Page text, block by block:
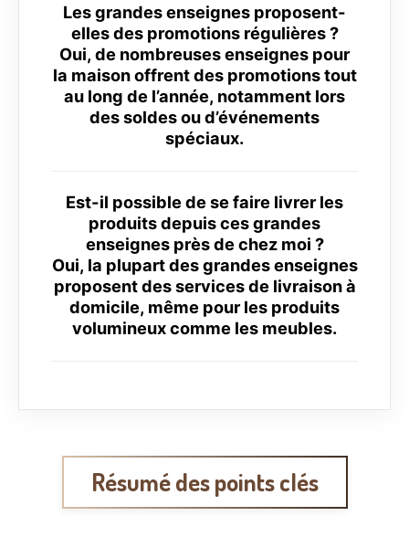
Les grandes enseignes proposent-
elles des promotions régulières ?
Oui, de nombreuses enseignes pour
la maison offrent des promotions tout
au long de l’année, notamment lors
des soldes ou d’événements
spéciaux.
Est-il possible de se faire livrer les
produits depuis ces grandes
enseignes près de chez moi ?
Oui, la plupart des grandes enseignes
proposent des services de livraison à
domicile, même pour les produits
volumineux comme les meubles.
Résumé des points clés